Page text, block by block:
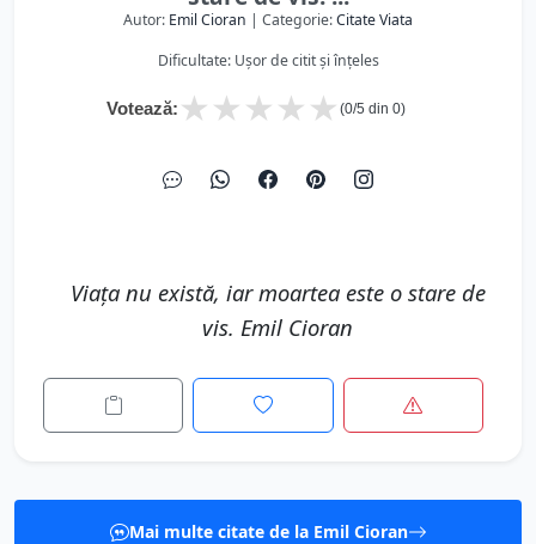
Autor: Emil Cioran | Categorie:Citate Viata
Dificultate: Ușor de citit și înțeles
Votează: ★
★
★
★
★ (0/5 din 0)
Viața nu există, iar moartea este o stare de
vis. Emil Cioran
Mai multe citate de la Emil Cioran